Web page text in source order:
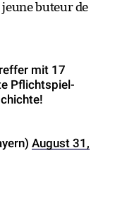
jeune buteur de
mit 17
Pflichtspiel-
August 31,